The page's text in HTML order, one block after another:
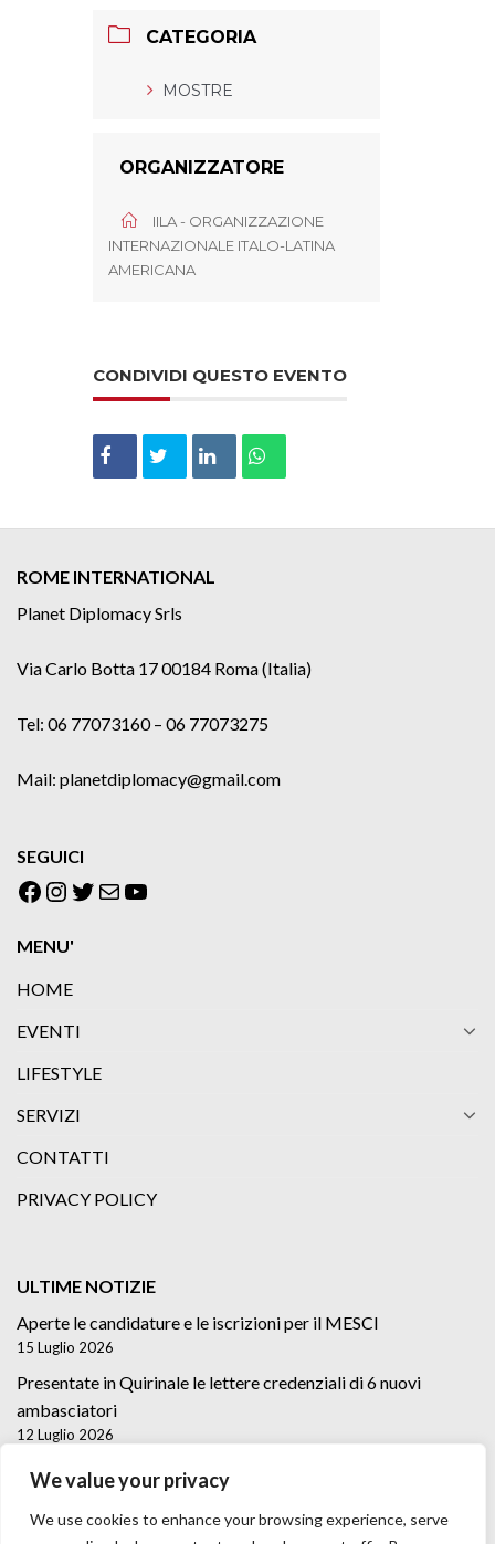
We value your privacy
We use cookies to enhance your browsing experience, serve
CATEGORIA
MOSTRE
ORGANIZZATORE
IILA - ORGANIZZAZIONE
INTERNAZIONALE ITALO-LATINA
AMERICANA
CONDIVIDI QUESTO EVENTO
ROME INTERNATIONAL
Planet Diplomacy Srls
Via Carlo Botta 17 00184 Roma (Italia)
Tel: 06 77073160 – 06 77073275
Mail: planetdiplomacy@gmail.com
SEGUICI
Facebook
Instagram
Twitter
EmailYouTube
MENU'
HOME
EVENTI
LIFESTYLE
SERVIZI
CONTATTI
PRIVACY POLICY
ULTIME NOTIZIE
Aperte le candidature e le iscrizioni per il MESCI
15 Luglio 2026
Presentate in Quirinale le lettere credenziali di 6 nuovi
ambasciatori
12 Luglio 2026
Lettere credenziali di 5 nuovi Ambasciatori